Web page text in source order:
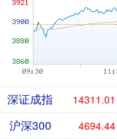
深证成指 14311.01
沪深300 4694.44